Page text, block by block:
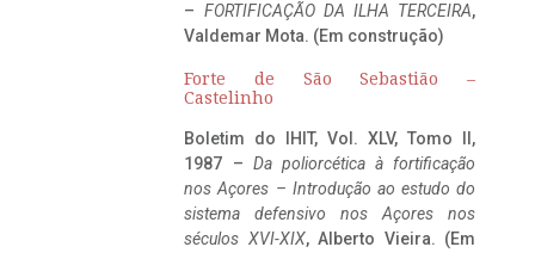
– FORTIFICAÇÃO DA ILHA TERCEIRA,
Valdemar Mota. (Em construção)
Forte de São Sebastião –
Castelinho
Boletim do IHIT, Vol. XLV, Tomo II,
1987 – Da poliorcética à fortificação
nos Açores – Introdução ao estudo do
sistema defensivo nos Açores nos
séculos XVI-XIX, Alberto Vieira. (Em